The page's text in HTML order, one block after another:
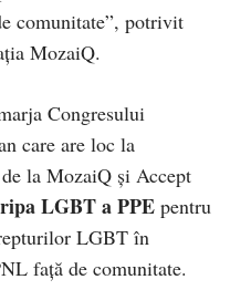
comunitate”, potrivit
MozaiQ.
Congresului
care are loc la
la MozaiQ și Accept
LGBT a PPE pentru
LGBT în
față de comunitate.